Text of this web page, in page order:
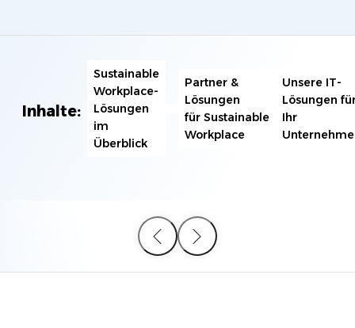
Inhalte:
Sustainable
Workplace-
Lösungen
im
Überblick
Partner &
Lösungen
für Sustainable
Workplace
Unsere IT-
Lösungen
Ihr